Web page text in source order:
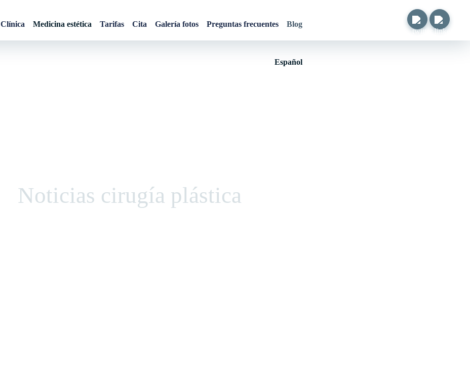
Clínica Medicina estética Tarifas Cita Galería fotos Preguntas frecuentes Blog
Español
Noticias cirugía plástica